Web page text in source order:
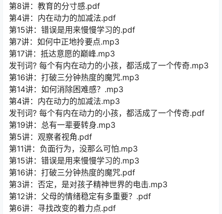
第8讲：教育的分寸感.pdf
第4讲：内在动力的加减法.pdf
第15讲：错误是用来慢慢学习的.pdf
第7讲：如何中正地拎要点.mp3
第17讲：抵达意愿的巅峰.mp3
发刊词? 每个有内在动力的小孩，都活成了一个传奇.mp3
第16讲：打破三分钟热度的魔咒.mp3
第14讲：如何消除困难感？.mp3
第4讲：内在动力的加减法.mp3
发刊词? 每个有内在动力的小孩，都活成了一个传奇.pdf
第19讲：总有一辈要转身.mp3
第5讲：观察者视角.pdf
第11讲：负面行为，没那么可怕.mp3
第15讲：错误是用来慢慢学习的.mp3
第16讲：打破三分钟热度的魔咒.pdf
第3讲：否定，是对孩子精神世界的电击.mp3
第12讲：父母的情绪稳定有多重要？.pdf
第6讲：寻找改变的着力点.pdf